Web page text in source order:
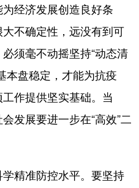
河北 山西
经济发展创造良好条
不确定性，远没有到可
须毫不动摇坚持“动态清
本盘稳定，才能为抗疫
作提供坚实基础。当
发展要进一步在“高效”二
精准防控水平。要坚持